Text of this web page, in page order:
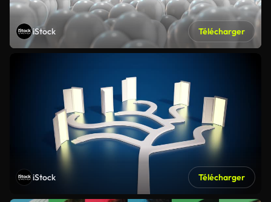
iStock Télécharger
iStock Télécharger